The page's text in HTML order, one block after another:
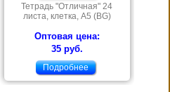
Тетрадь "Отличная" 24
листа, клетка, А5 (BG)
Оптовая цена:
35 руб.
Подробнее